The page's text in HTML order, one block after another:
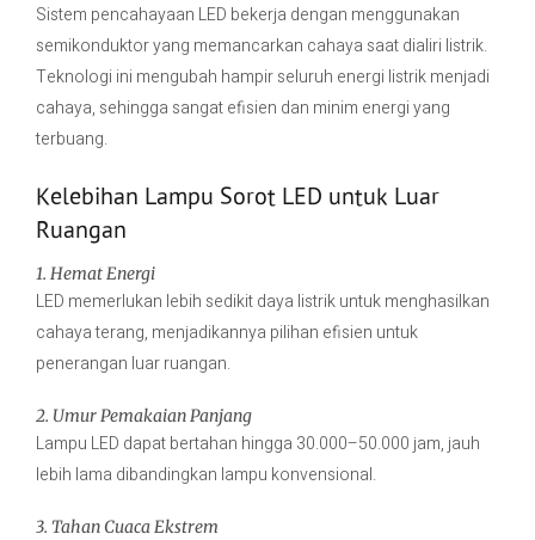
Sistem pencahayaan LED bekerja dengan menggunakan
semikonduktor yang memancarkan cahaya saat dialiri listrik.
Teknologi ini mengubah hampir seluruh energi listrik menjadi
cahaya, sehingga sangat efisien dan minim energi yang
terbuang.
Kelebihan Lampu Sorot LED untuk Luar
Ruangan
1. Hemat Energi
LED memerlukan lebih sedikit daya listrik untuk menghasilkan
cahaya terang, menjadikannya pilihan efisien untuk
penerangan luar ruangan.
2. Umur Pemakaian Panjang
Lampu LED dapat bertahan hingga 30.000–50.000 jam, jauh
lebih lama dibandingkan lampu konvensional.
3. Tahan Cuaca Ekstrem